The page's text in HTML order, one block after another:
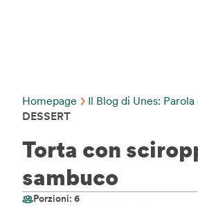
Homepage Il Blog di Unes: Parola
DESSERT
Torta con
sambuco
Porzioni: 6